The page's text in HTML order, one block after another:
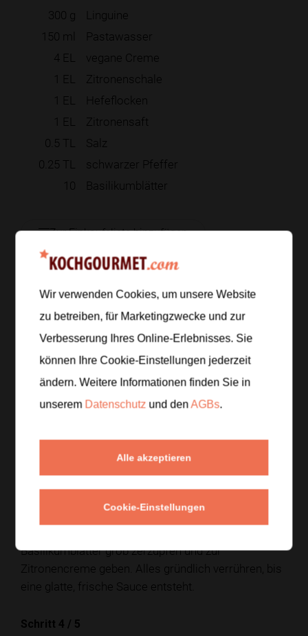
300 g
Linguine
150 ml
Pastawasser
4 EL
vegane Creme
1 EL
Zitronenschale
1 EL
Hefeflocken
1 EL
Zitronensaft
0.5 TL
Salz
0.25 TL
schwarzer Pfeffer
10
Basilikumblätter
Zur Einkaufsliste hinzufügen
Zubereitung
Schritt 1/5
Linguine in reichlich Salzwasser nach
Packungsanleitung bissfest kochen. Vor dem
Abgießen 150 ml Pastawasser auffangen.
Vegane Creme, Zitronenschale, Hefeflocken,
Zitronensaft, Salz und schwarzen Pfeffer in eine
große Schüssel geben.
Schritt 3/5
Basilikumblätter grob zerzupfen und zur
Zitronencreme geben. Alles gründlich verrühren, bis
eine glatte, frische Sauce entsteht.
Schritt 4 / 5
Wir verwenden Cookies, um unsere Website
zu betreiben, für Marketingzwecke und zur
Verbesserung Ihres Online-Erlebnisses. Sie
können Ihre Cookie-Einstellungen jederzeit
ändern. Weitere Informationen finden Sie in
unserem Datenschutz und denAGBs.
Alle akzeptieren
Cookie-Einstellungen